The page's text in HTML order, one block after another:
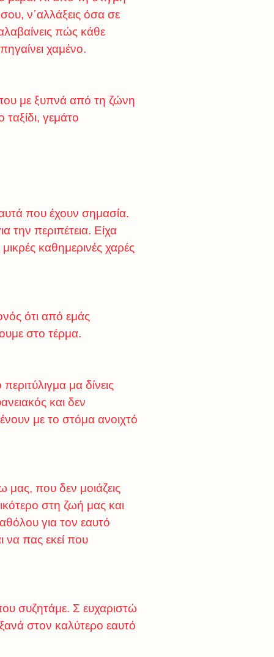
ν΄αλλάξεις όσα σε
πώς κάθε
χαμένο.
με ξυπνά από τη ζώνη
γεμάτο
που έχουν σημασία.
την περιπέτεια. Είχα
καθημερινές χαρές
ότι από εμάς
στο τέρμα.
μα δίνεις
και δεν
με το στόμα ανοιχτό
μας, που δεν μοιάζεις
στη ζωή μας και
για τον εαυτό
να πας εκεί που
συζητάμε. Σ ευχαριστώ
στον καλύτερο εαυτό